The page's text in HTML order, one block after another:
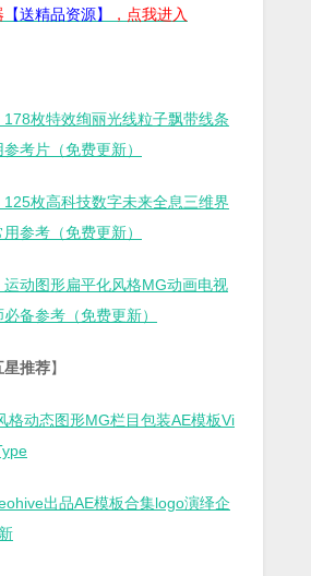
【送精品资源】 ，点我进入
178枚特效绚丽光线粒子飘带线条
考片（免费更新）
125枚高科技数字未来全息三维界
参考（免费更新）
运动图形扁平化风格MG动画电视
备参考（免费更新）
星推荐】
格动态图形MG栏目包装AE模板Vi
出品AE模板合集logo演绎企